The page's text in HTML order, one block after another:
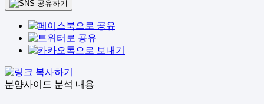
분양사이드 분석 내용